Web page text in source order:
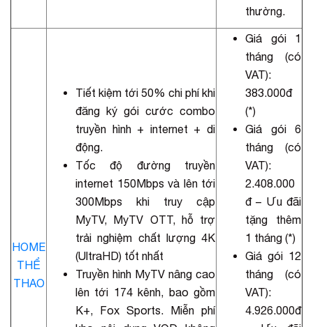
thường.
HOME
THỂ
THAO
Tiết kiệm tới 50% chi phí khi
đăng ký gói cước combo
truyền hình + internet + di
động.
Tốc độ đường truyền
internet 150Mbps và lên tới
300Mbps khi truy cập
MyTV, MyTV OTT, hỗ trợ
trải nghiệm chất lượng 4K
(UltraHD) tốt nhất
Truyền hình MyTV nâng cao
lên tới 174 kênh, bao gồm
K+, Fox Sports. Miễn phí
Giá gói 1
tháng (có
VAT):
383.000đ
(*)
Giá gói 6
tháng (có
VAT):
2.408.000
đ – Ưu đãi
tặng thêm
1 tháng (*)
Giá gói 12
tháng (có
VAT):
4.926.000đ